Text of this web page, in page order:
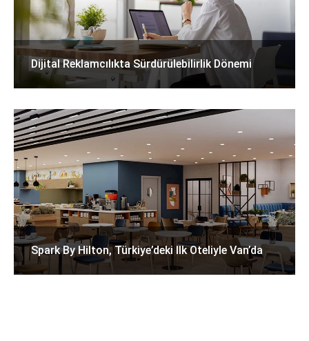
Dijital Reklamcılıkta Sürdürülebilirlik Dönemi
Spark By Hilton, Türkiye’deki Ilk Oteliyle Van’da